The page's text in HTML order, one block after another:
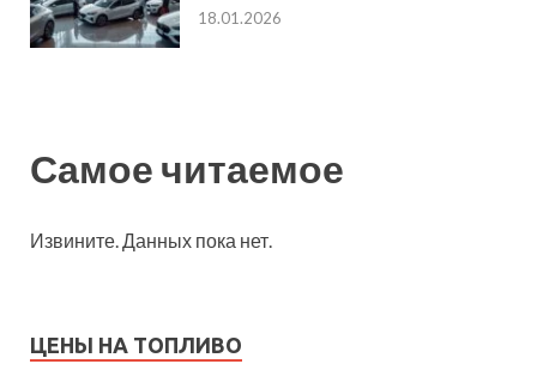
18.01.2026
Самое читаемое
Извините. Данных пока нет.
ЦЕНЫ НА ТОПЛИВО